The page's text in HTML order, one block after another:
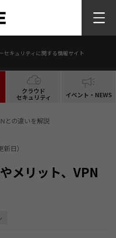
セキュリティに関する情報サイト
クラウド
セキュリティ イベント・NEWS
との違いを解説
新日）
メリット、VPN